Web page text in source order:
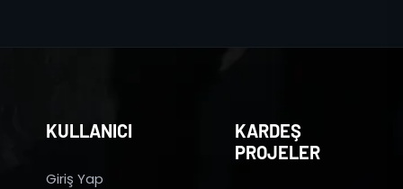
KULLANICI
Giriş Yap
KARDEŞ
PROJELER